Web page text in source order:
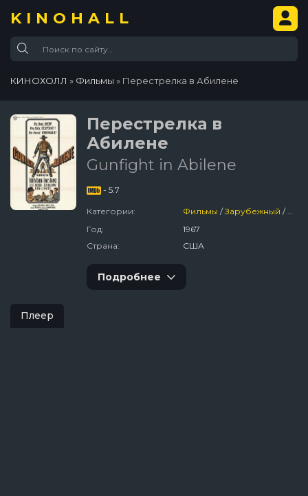
KINOHALL
КИНОХОЛЛ » Фильмы » Перестрелка в Абилене
Перестрелка в
Абилене
Gunfight in Abilene
- 5.7
Категории: Фильмы /Зарубежный /
Год:
1967
Страна:
США
Подробнее
Плеер